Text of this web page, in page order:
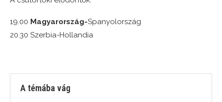
19.00 Magyarország-Spanyolország
20.30 Szerbia-Hollandia
A témába vág